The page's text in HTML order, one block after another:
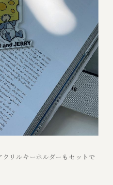
リルキーホルダーもセットで